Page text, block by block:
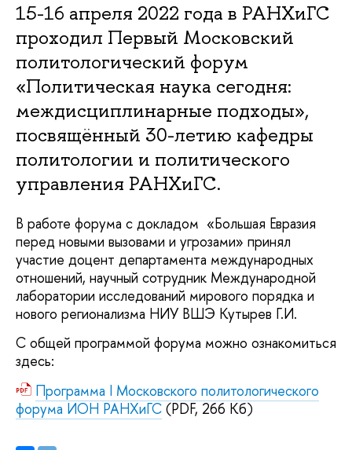
15-16 апреля 2022 года в РАНХиГС
проходил Первый Московский
политологический форум
«Политическая наука сегодня:
междисциплинарные подходы»,
посвящённый 30-летию кафедры
политологии и политического
управления РАНХиГС.
В работе форума с докладом «Большая Евразия
перед новыми вызовами и угрозами» принял
участие доцент департамента международных
отношений, научный сотрудник Международной
лаборатории исследований мирового порядка и
нового регионализма НИУ ВШЭ Кутырев Г.И.
С общей программой форума можно ознакомиться
здесь:
Программа I Московского политологического
форума ИОН РАНХиГС (PDF, 266 Кб)